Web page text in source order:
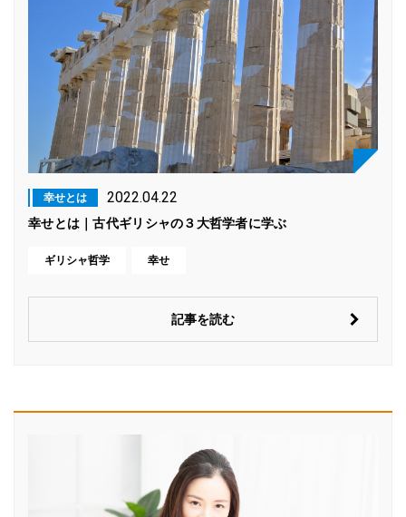
幸せとは 2022.04.22
幸せとは｜古代ギリシャの３大哲学者に学ぶ
ギリシャ哲学 幸せ
記事を読む